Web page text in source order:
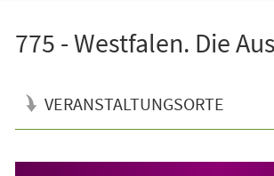
775 - Westfalen. Die
VERANSTALTUNGSORTE